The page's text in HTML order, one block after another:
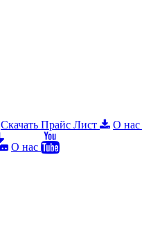
Скачать Прайс Лист
О нас
О нас